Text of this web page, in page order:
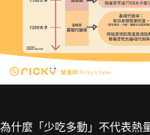
為什麼「少吃多動」不代表熱